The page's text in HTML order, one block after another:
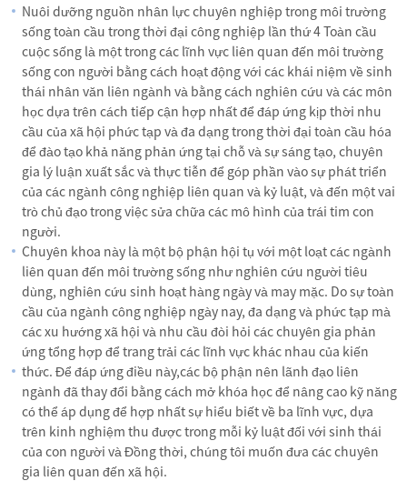
Nuôi dưỡng nguồn nhân lực chuyên nghiệp trong môi trường
sống toàn cầu trong thời đại công nghiệp lần thứ 4 Toàn cầu
cuộc sống là một trong các lĩnh vực liên quan đến môi trường
sống con người bằng cách hoạt động với các khái niệm về sinh
thái nhân văn liên ngành và bằng cách nghiên cứu và các môn
học dựa trên cách tiếp cận hợp nhất để đáp ứng kịp thời nhu
cầu của xã hội phức tạp và đa dạng trong thời đại toàn cầu hóa
để đào tạo khả năng phản ứng tại chỗ và sự sáng tạo, chuyên
gia lý luận xuất sắc và thực tiễn để góp phần vào sự phát triển
của các ngành công nghiệp liên quan và kỷ luật, và đến một vai
trò chủ đạo trong việc sửa chữa các mô hình của trái tim con
người.
Chuyên khoa này là một bộ phận hội tụ với một loạt các ngành
liên quan đến môi trường sống như nghiên cứu người tiêu
dùng, nghiên cứu sinh hoạt hàng ngày và may mặc. Do sự toàn
cầu của ngành công nghiệp ngày nay, đa dạng và phức tạp mà
các xu hướng xã hội và nhu cầu đòi hỏi các chuyên gia phản
ứng tổng hợp để trang trải các lĩnh vực khác nhau của kiến
thức. Để đáp ứng điều này,các bộ phận nên lãnh đạo liên
ngành đã thay đổi bằng cách mở khóa học để nâng cao kỹ năng
có thể áp dụng để hợp nhất sự hiểu biết về ba lĩnh vực, dựa
trên kinh nghiệm thu được trong mỗi kỷ luật đối với sinh thái
của con người và Đồng thời, chúng tôi muốn đưa các chuyên
gia liên quan đến xã hội.